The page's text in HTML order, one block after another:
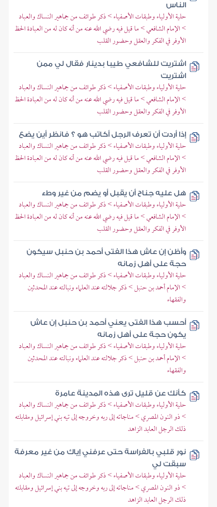
الناس
حلية الأولياء وطبقات الأصفياء > ذكر طوائف من جماهير النساك والعباد
> الإمام الشافعي > ما قيل فيه رضي الله عنه من أنه كان له من العبادة الحظ
الأوفر في الفكر والعقل وحضور القلب
اشتريت للشافعي طيبا بدينار فقال لي ممن
اشتريت
حلية الأولياء وطبقات الأصفياء > ذكر طوائف من جماهير النساك والعباد
> الإمام الشافعي > ما قيل فيه رضي الله عنه من أنه كان له من العبادة الحظ
الأوفر في الفكر والعقل وحضور القلب
إذا أردت أن تعرف الرجل أكاتب هو ؟ فانظر أين يضع
حلية الأولياء وطبقات الأصفياء > ذكر طوائف من جماهير النساك والعباد
> الإمام الشافعي > ما قيل فيه رضي الله عنه من أنه كان له من العبادة الحظ
الأوفر في الفكر والعقل وحضور القلب
هل عليه جناح أن يقبل أو يضم من غير وطء
حلية الأولياء وطبقات الأصفياء > ذكر طوائف من جماهير النساك والعباد
> الإمام الشافعي > ما قيل فيه رضي الله عنه من أنه كان له من العبادة الحظ
الأوفر في الفكر والعقل وحضور القلب
وأظن إن عاش هذا الفتى أحمد بن حنبل سيكون
حجة على أهل زمانه
حلية الأولياء وطبقات الأصفياء > ذكر طوائف من جماهير النساك والعباد
> الإمام أحمد بن حنبل > ذكر جلالته عند العلماء ونبالته عند المحدثين
والفقهاء
أحسب هذا الفتى يعني أحمد بن حنبل إن عاش
يكون حجة على أهل زمانه
حلية الأولياء وطبقات الأصفياء > ذكر طوائف من جماهير النساك والعباد
> الإمام أحمد بن حنبل > ذكر جلالته عند العلماء ونبالته عند المحدثين
والفقهاء
كأنك عن قليل ترى هذه المدينة عامرة
حلية الأولياء وطبقات الأصفياء > ذكر طوائف من جماهير النساك والعباد
> ذو النون المصري > مناجاته إلى ربه وخروجه إلى تيه بني إسرائيل ومقابلته
ذلك الرجل العابد الزاهد
نور قلبي بالفراسة حتى عرفني إياك من غير معرفة
سبقت لي
حلية الأولياء وطبقات الأصفياء > ذكر طوائف من جماهير النساك والعباد
> ذو النون المصري > مناجاته إلى ربه وخروجه إلى تيه بني إسرائيل ومقابلته
ذلك الرجل العابد الزاهد